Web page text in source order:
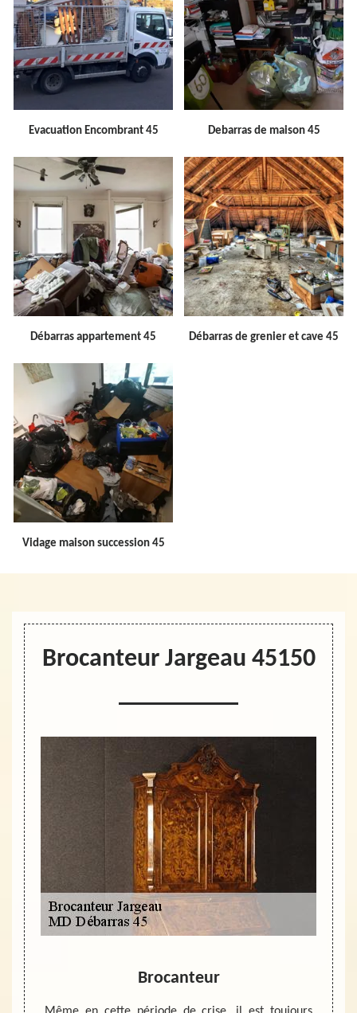
Evacuation Encombrant 45 Debarras de maison 45
Débarras appartement 45 Débarras de grenier et cave 45
Vidage maison succession 45
Brocanteur Jargeau 45150
du
à
Brocanteur